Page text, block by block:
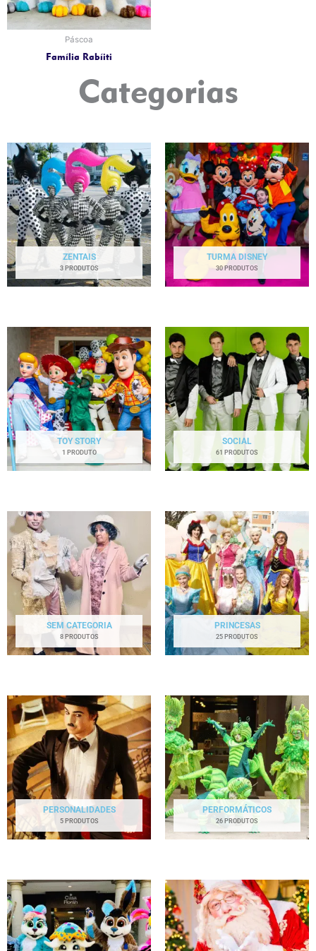
Páscoa
Família Rabíiti
Categorias
ZENTAIS
3 PRODUTOS
TURMA DISNEY
30 PRODUTOS
TOY STORY
1 PRODUTO
SOCIAL
61 PRODUTOS
SEM CATEGORIA
8 PRODUTOS
PRINCESAS
25 PRODUTOS
PERSONALIDADES
5 PRODUTOS
PERFORMÁTICOS
26 PRODUTOS